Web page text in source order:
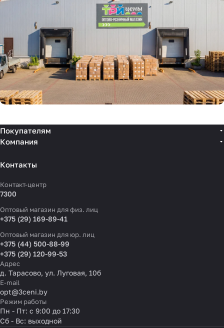
Покупателям
Компания
Контакты
Контакт-центр
7300
Оптовый магазин для физ. лиц
+375 (29) 169-89-41
Оптовый магазин для юр. лиц
+375 (44) 500-88-99
+375 (29) 120-99-53
Адрес
д. Тарасово, ул. Луговая, 10б
E-mail
opt@3ceni.by
Режим работы
Пн - Пт: с 9:00 до 17:30
Сб - Вс: выходной